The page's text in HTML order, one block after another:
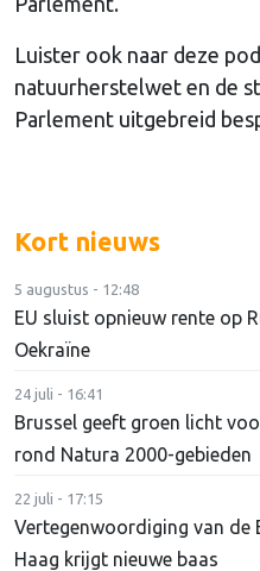
Luister ook naar deze
natuurherstelwet en de
Parlement uitgebreid
Kort nieuws
5 augustus - 12:48
EU sluist opnieuw rente op
Oekraïne
24 juli - 16:41
Brussel geeft groen licht
rond Natura 2000-gebieden
22 juli - 17:15
Vertegenwoordiging van de
Haag krijgt nieuwe baas